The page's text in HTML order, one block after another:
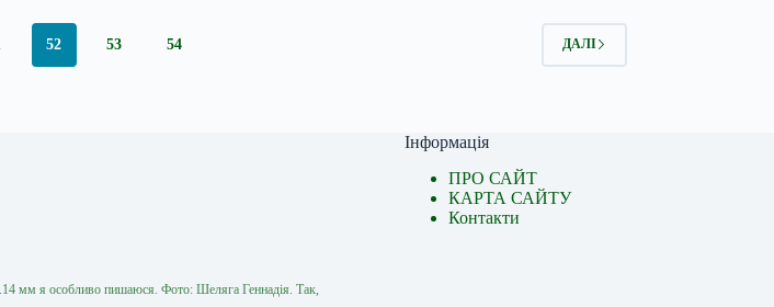
52 53 54 ДАЛІ
мм я особливо пишаюся. Фото: Шеляга Геннадія. Так,
Інформація
ПРО САЙТ
КАРТА САЙТУ
Контакти